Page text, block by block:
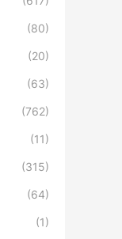
(80)
(20)
(63)
(762)
(11)
(315)
(64)
(1)